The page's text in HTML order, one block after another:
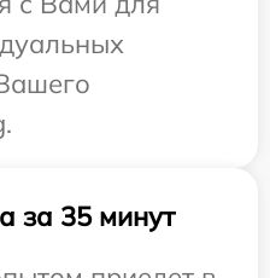
за 35 минут